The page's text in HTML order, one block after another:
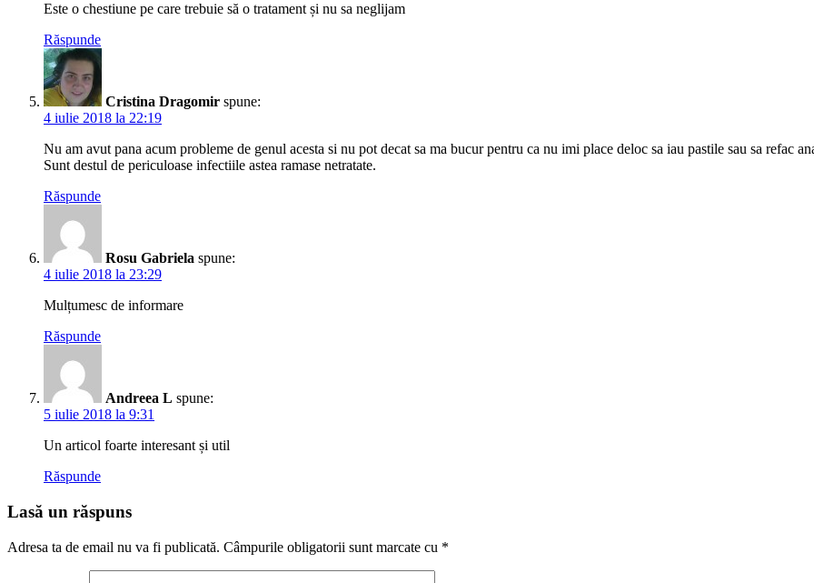
Este o chestiune pe care trebuie să o tratament și nu sa neglijam
Răspunde
Cristina Dragomir spune:
4 iulie 2018 la 22:19
Nu am avut pana acum probleme de genul acesta si nu pot decat sa ma bucur pentru ca nu imi place deloc sa iau pastile sau sa refac
Sunt destul de periculoase infectiile astea ramase netratate.
Răspunde
Rosu Gabriela spune:
4 iulie 2018 la 23:29
Mulțumesc de informare
Răspunde
Andreea L spune:
5 iulie 2018 la 9:31
Un articol foarte interesant și util
Răspunde
Lasă un răspuns
Adresa ta de email nu va fi publicată. Câmpurile obligatorii sunt marcate cu *